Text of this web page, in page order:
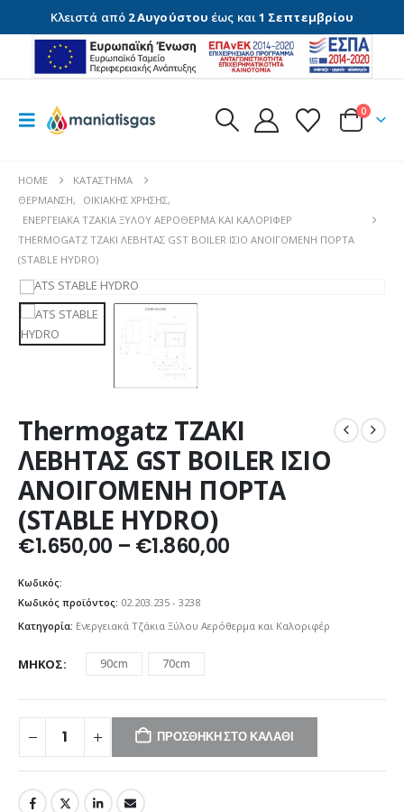
Κλειστά από 2 Αυγούστου έως και1 Σεπτεμβρίου
0
HOME
ΚΑΤΆΣΤΗΜΑ
ΘΈΡΜΑΝΣΗ, ΟΙΚΙΑΚΉΣ ΧΡΉΣΗΣ,
ΕΝΕΡΓΕΙΑΚΆ ΤΖΆΚΙΑ ΞΎΛΟΥ ΑΕΡΌΘΕΡΜΑ ΚΑΙ ΚΑΛΟΡΙΦΈΡ
THERMOGATZ ΤΖΑΚΙ ΛΕΒΗΤΑΣ GST BOILER ΙΣΙΟ ΑΝΟΙΓΟΜΕΝΗ ΠΟΡΤΑ
(STABLE HYDRO)
Thermogatz ΤΖΑΚΙ
ΛΕΒΗΤΑΣ GST BOILER ΙΣΙΟ
ΑΝΟΙΓΟΜΕΝΗ ΠΟΡΤΑ
(STABLE HYDRO)
€1.650,00 – €1.860,00Price
€1.860,00
Κωδικός:
Κωδικός προϊόντος: 02.203.235 - 3238
Κατηγορία: Ενεργειακά Τζάκια Ξύλου Αερόθερμα και Καλοριφέρ
ΜΉΚΟΣ 90cm 70cm
ΠΡΟΣΘΉΚΗ ΣΤΟ ΚΑΛΆΘΙ